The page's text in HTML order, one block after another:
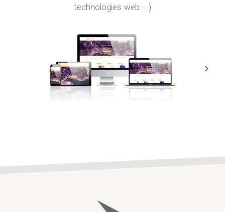
technologies web ...)
navigate_next